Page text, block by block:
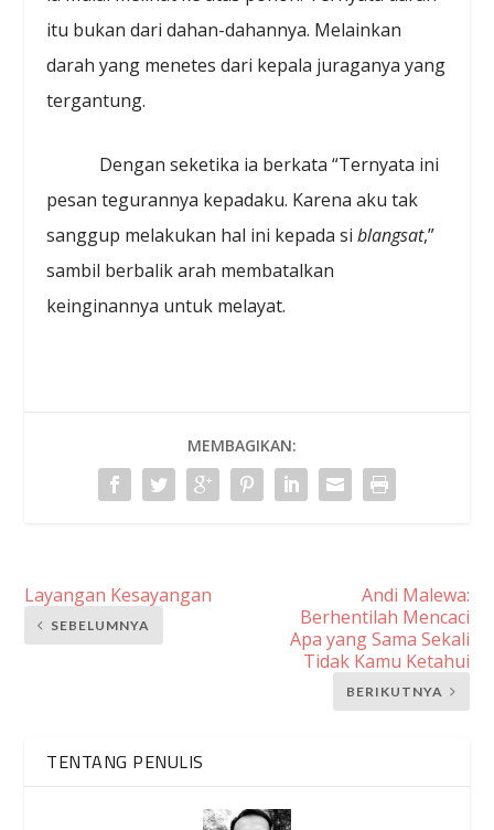
itu bukan dari dahan-dahannya. Melainkan
darah yang menetes dari kepala juraganya yang
tergantung.
Dengan seketika ia berkata “Ternyata ini
pesan tegurannya kepadaku. Karena aku tak
sanggup melakukan hal ini kepada siblangsat,”
sambil berbalik arah membatalkan
keinginannya untuk melayat.
MEMBAGIKAN:
Layangan Kesayangan
SEBELUMNYA
Andi Malewa:
Berhentilah Mencaci
Apa yang Sama Sekali
Tidak Kamu Ketahui
BERIKUTNYA
TENTANG PENULIS